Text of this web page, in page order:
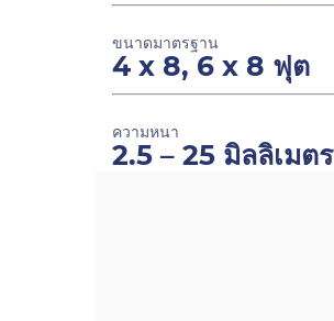
ขนาดมาตรฐาน
4 x 8, 6 x 8 ฟุต
ความหนา
2.5 – 25 มิลลิเมตร